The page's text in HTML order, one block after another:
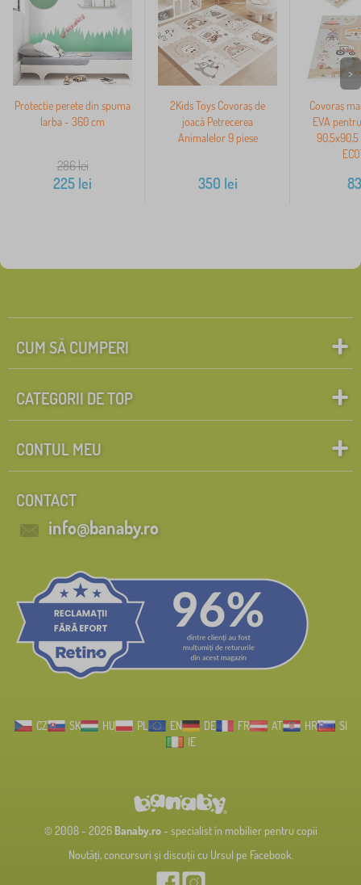
Protectie perete din spuma
Iarba - 360 cm
286lei
225 lei
2Kids Toys Covoraș de
joacă Petrecerea
Animalelor 9 piese
350 lei
Covoraș
EVA
90,5x90,5
83
>
CUM SĂ CUMPERI
CATEGORII DE TOP
CONTUL MEU
CONTACT
info@banaby.ro
CZ SK HU PL EN DE FR AT HR
SI
IE
© 2008 - 2026 Banaby.ro- specialist în mobilier pentru copii
Noutăți, concursuri și discuții cu Ursul pe Facebook.